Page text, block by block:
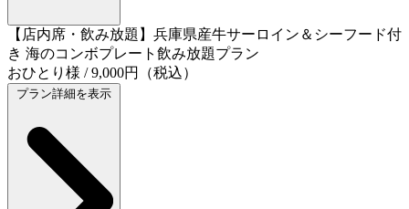
【店内席・飲み放題】兵庫県産牛サーロイン＆シーフード付
き 海のコンボプレート飲み放題プラン
おひとり様 / 9,000円（税込）